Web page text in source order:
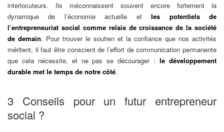
interlocuteurs. Ils méconnaissent souvent encore fortement la
dynamique de l’économie actuelle etles potentiels de
l’entrepreneuriat social comme relais de croissance de la société
de demain. Pour trouver le soutien et la confiance que nos activités
méritent, il faut être conscient de l’effort de communication permanente
que cela nécessite, et ne pas se décourager :le développement
durable met le temps de notre côté.
3 Conseils pour un futur entrepreneur
social ?